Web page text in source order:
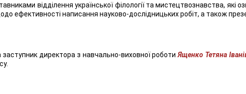
відділення української філології та мистецтвознавства, які
ефективності написання науково-дослідницьких робіт, а також
заступник директора з навчально-виховної роботи Ященко Тетяна